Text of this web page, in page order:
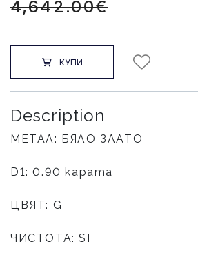
4,642.00€
КУПИ
Description
МЕТАЛ: БЯЛО ЗЛАТО
D1: 0.90 карата
ЦВЯТ: G
ЧИСТОТА: SI